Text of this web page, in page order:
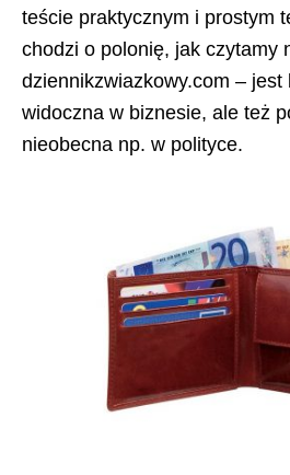
teście praktycznym i prostym
chodzi o polonię, jak czytamy
dziennikzwiazkowy.com – jest
widoczna w biznesie, ale też
nieobecna np. w polityce.